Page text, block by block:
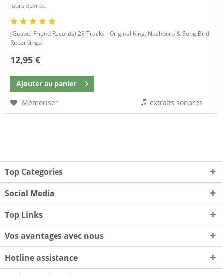
jours ouvrés.
(Gospel Friend Records) 28 Tracks - Original King, Nashboro & Song Bird
Recordings!
12,95 €
Ajouter au panier
Mémoriser
extraits sonores
Top Categories
Social Media
Top Links
Vos avantages avec nous
Hotline assistance